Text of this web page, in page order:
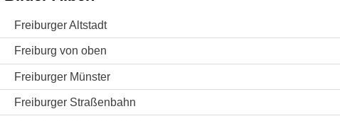
Freiburger Altstadt
Freiburg von oben
Freiburger Münster
Freiburger Straßenbahn